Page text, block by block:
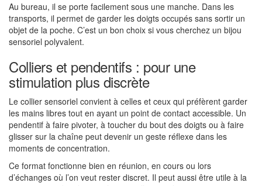
Au bureau, il se porte facilement sous une manche. Dans les
transports, il permet de garder les doigts occupés sans sortir un
objet de la poche. C’est un bon choix si vous cherchez un bijou
sensoriel polyvalent.
Colliers et pendentifs : pour une
stimulation plus discrète
Le collier sensoriel convient à celles et ceux qui préfèrent garder
les mains libres tout en ayant un point de contact accessible. Un
pendentif à faire pivoter, à toucher du bout des doigts ou à faire
glisser sur la chaîne peut devenir un geste réflexe dans les
moments de concentration.
Ce format fonctionne bien en réunion, en cours ou lors
d’échanges où l’on veut rester discret. Il peut aussi être utile à la